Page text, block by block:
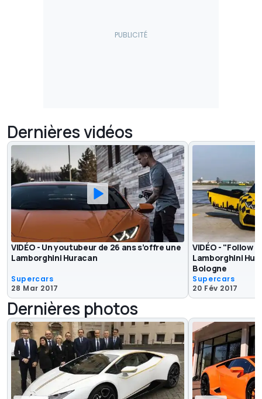
Dernières vidéos
VIDÉO - Un youtubeur de 26 ans s’offre une
Lamborghini Huracan
Supercars
28 Mar 2017
VIDÉO - "Follow
Lamborghini
Bologne
Supercars
20 Fév 2017
Dernières photos